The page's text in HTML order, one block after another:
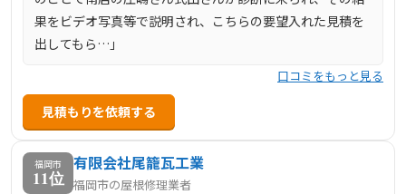
果をビデオ写真等で説明され、こちらの要望入れた見積を
出してもら…」
口コミをもっと見る
見積もりを依頼する
福岡市
11位
有限会社尾籠瓦工業
福岡市の屋根修理業者